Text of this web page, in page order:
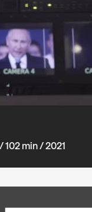
/ 102 min/ 2021